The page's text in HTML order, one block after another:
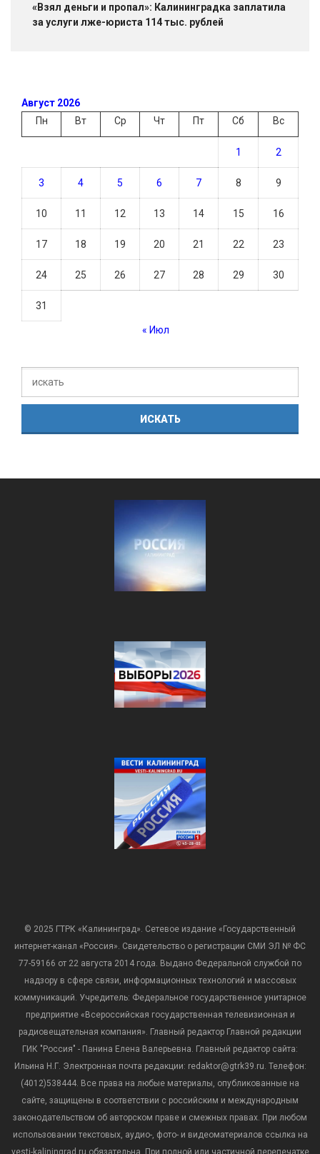
«Взял деньги и пропал»: Калининградка заплатила
за услуги лже-юриста 114 тыс. рублей
Август 2026
Пн
Вт Ср Чт Пт Сб Вс
1 2
3 4 5 6 7 8 9
10 11 12 13 14 15 16
17 18 19 20 21 22 23
24 25 26 27 28 29 30
31
« Июл
© 2025 ГТРК «Калининград». Сетевое издание «Государственный
интернет-канал «Россия». Свидетельство о регистрации СМИ ЭЛ № ФС
77-59166 от 22 августа 2014 года. Выдано Федеральной службой по
надзору в сфере связи, информационных технологий и массовых
коммуникаций. Учредитель: Федеральное государственное унитарное
предприятие «Всероссийская государственная телевизионная и
радиовещательная компания». Главный редактор Главной редакции
ГИК "Россия" - Панина Елена Валерьевна. Главный редактор сайта:
Ильина Н.Г. Электронная почта редакции: redaktor@gtrk39.ru. Телефон:
(4012)538444. Все права на любые материалы, опубликованные на
сайте, защищены в соответствии с российским и международным
законодательством об авторском праве и смежных правах. При любом
использовании текстовых, аудио-, фото- и видеоматериалов ссылка на
vesti-kaliningrad.ru обязательна. При полной или частичной перепечатке